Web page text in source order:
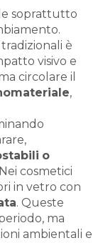
soprattutto
è
visivo e
circolare il
,
o
cosmetici
in vetro con
. Queste
ma
ambientali e